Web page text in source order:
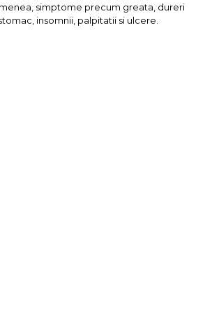
simptome precum greata, dureri
insomnii, palpitatii si ulcere.